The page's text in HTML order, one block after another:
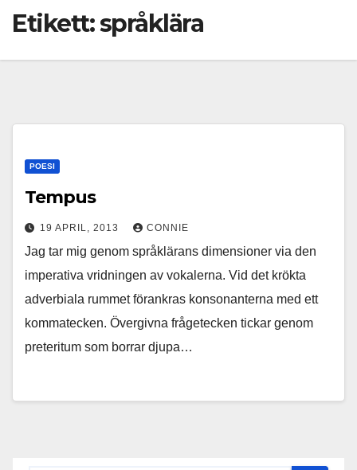
Etikett:språklära
POESI
Tempus
19 APRIL, 2013 CONNIE
Jag tar mig genom språklärans dimensioner via den
imperativa vridningen av vokalerna. Vid det krökta
adverbiala rummet förankras konsonanterna med ett
kommatecken. Övergivna frågetecken tickar genom
preteritum som borrar djupa…